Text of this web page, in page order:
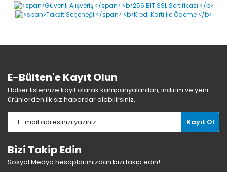
Bu ürüne ilk yorumu siz yapın!
E-Bülten'e Kayıt Olun
Haber listemize kayıt olarak kampanyalardan, indirim ve yeni
ürünlerden ilk siz haberdar olabilirsiniz.
Kayıt Ol
Bizi Takip Edin
Sosyal Medya hesaplarımızdan bizi takip edin!